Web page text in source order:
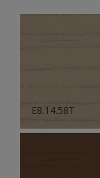
E8.14.58T